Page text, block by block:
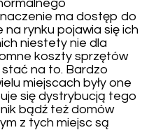
ma dostęp do
na rynku pojawia się ich
niestety nie dla
koszty sprzętów
na to. Bardzo
miejscach były one
się dystrybucją tego
bądź też domów
z tych miejsc są